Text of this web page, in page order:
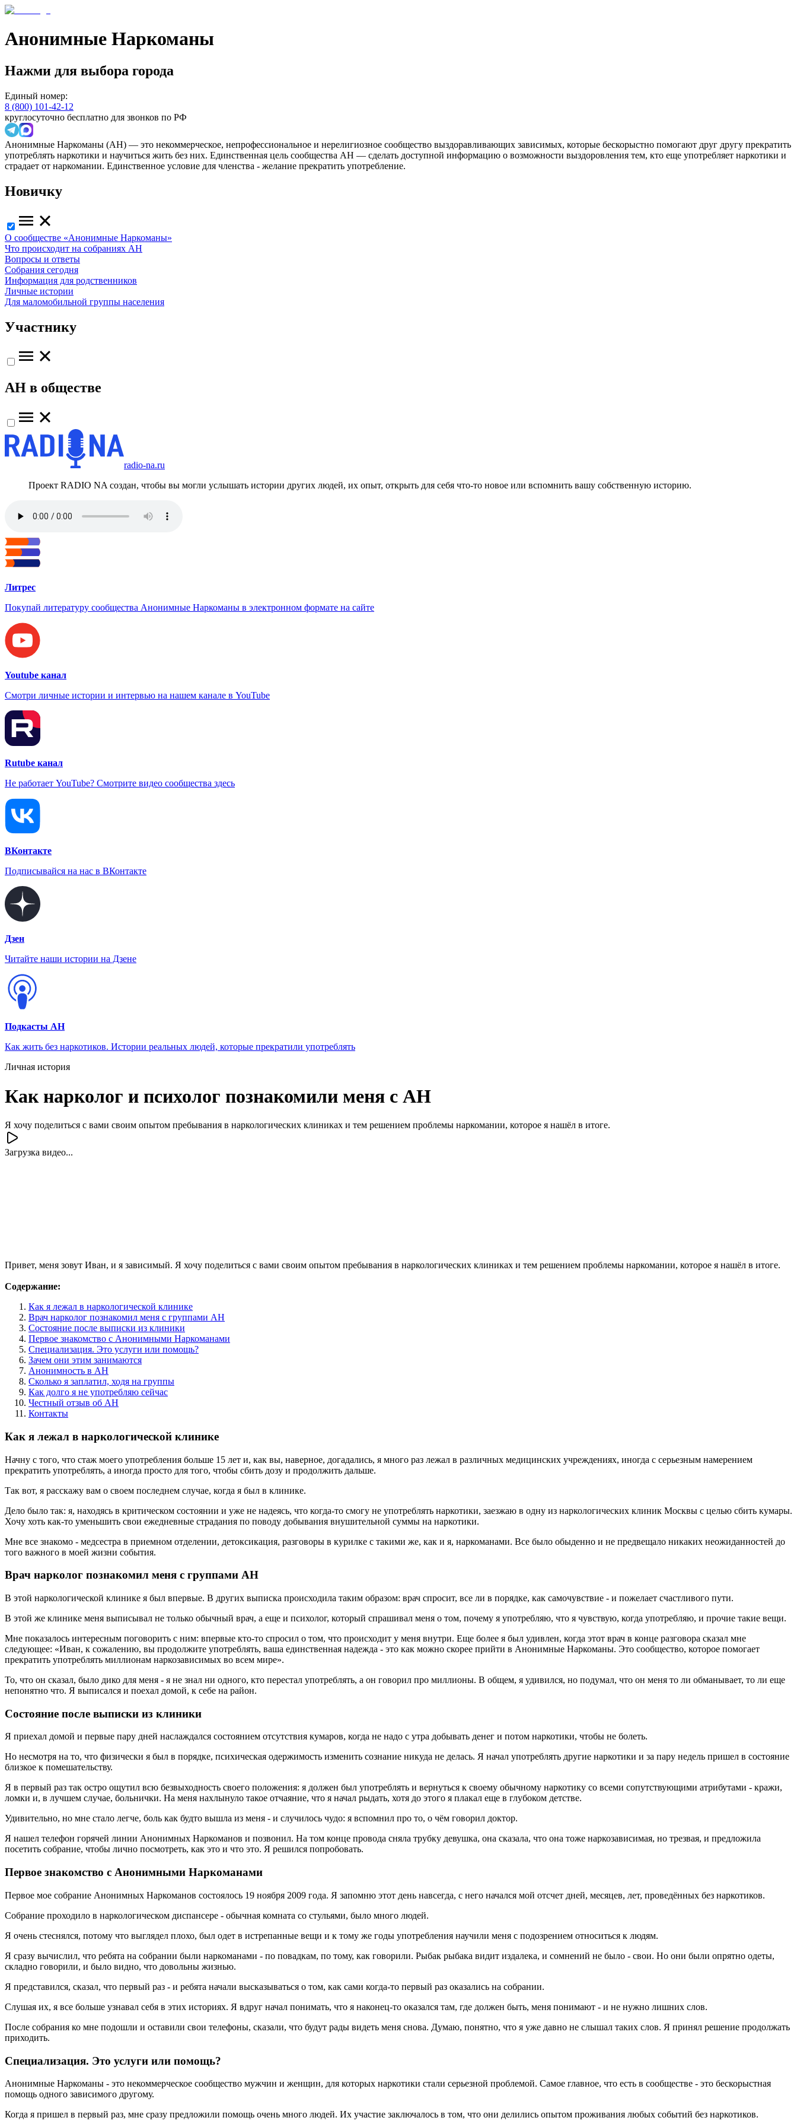
Анонимные Наркоманы
Нажми для выбора города
Единый номер:
8 (800) 101-42-12
круглосуточно бесплатно для звонков по РФ
Анонимные Наркоманы (АН) — это некоммерческое, непрофессиональное и нерелигиозное сообщество выздоравливающих зависимых, которые бескорыстно помогают друг другу прекратить
употреблять наркотики и научиться жить без них. Единственная цель сообщества АН — сделать доступной информацию о возможности выздоровления тем, кто еще употребляет наркотики и
страдает от наркомании. Единственное условие для членства - желание прекратить употребление.
Новичку
О сообществе «Анонимные Наркоманы»
Что происходит на собраниях АН
Вопросы и ответы
Собрания сегодня
Информация для родственников
Личные истории
Для маломобильной группы населения
Участнику
АН в обществе
radio-na.ru
Проект RADIO NA создан, чтобы вы могли услышать истории других людей, их опыт, открыть для себя что-то новое или вспомнить вашу собственную историю.
Литрес
Покупай литературу сообщества Анонимные Наркоманы в электронном формате на сайте
Youtube канал
Смотри личные истории и интервью на нашем канале в YouTube
Rutube канал
Не работает YouTube? Смотрите видео сообщества здесь
ВКонтакте
Подписывайся на нас в ВКонтакте
Дзен
Читайте наши истории на Дзене
Подкасты АН
Как жить без наркотиков. Истории реальных людей, которые прекратили употреблять
Личная история
Как нарколог и психолог познакомили меня с АН
Я хочу поделиться с вами своим опытом пребывания в наркологических клиниках и тем решением проблемы наркомании, которое я нашёл в итоге.
Загрузка видео...
Привет, меня зовут Иван, и я зависимый. Я хочу поделиться с вами своим опытом пребывания в наркологических клиниках и тем решением проблемы наркомании, которое я нашёл в итоге.
Содержание:
Как я лежал в наркологической клинике
Врач нарколог познакомил меня с группами АН
Состояние после выписки из клиники
Первое знакомство с Анонимными Наркоманами
Специализация. Это услуги или помощь?
Зачем они этим занимаются
Анонимность в АН
Сколько я заплатил, ходя на группы
Как долго я не употребляю сейчас
Честный отзыв об АН
Контакты
Как я лежал в наркологической клинике
Начну с того, что стаж моего употребления больше 15 лет и, как вы, наверное, догадались, я много раз лежал в различных медицинских учреждениях, иногда с серьезным намерением
прекратить употреблять, а иногда просто для того, чтобы сбить дозу и продолжить дальше.
Так вот, я расскажу вам о своем последнем случае, когда я был в клинике.
Дело было так: я, находясь в критическом состоянии и уже не надеясь, что когда-то смогу не употреблять наркотики, заезжаю в одну из наркологических клиник Москвы с целью сбить кумары.
Хочу хоть как-то уменьшить свои ежедневные страдания по поводу добывания внушительной суммы на наркотики.
Мне все знакомо - медсестра в приемном отделении, детоксикация, разговоры в курилке с такими же, как и я, наркоманами. Все было обыденно и не предвещало никаких неожиданностей до
того важного в моей жизни события.
Врач нарколог познакомил меня с группами АН
В этой наркологической клинике я был впервые. В других выписка происходила таким образом: врач спросит, все ли в порядке, как самочувствие - и пожелает счастливого пути.
В этой же клинике меня выписывал не только обычный врач, а еще и психолог, который спрашивал меня о том, почему я употребляю, что я чувствую, когда употребляю, и прочие такие вещи.
Мне показалось интересным поговорить с ним: впервые кто-то спросил о том, что происходит у меня внутри. Еще более я был удивлен, когда этот врач в конце разговора сказал мне
следующее: «Иван, к сожалению, вы продолжите употреблять, ваша единственная надежда - это как можно скорее прийти в Анонимные Наркоманы. Это сообщество, которое помогает
прекратить употреблять миллионам наркозависимых во всем мире».
То, что он сказал, было дико для меня - я не знал ни одного, кто перестал употреблять, а он говорил про миллионы. В общем, я удивился, но подумал, что он меня то ли обманывает, то ли еще
непонятно что. Я выписался и поехал домой, к себе на район.
Состояние после выписки из клиники
Я приехал домой и первые пару дней наслаждался состоянием отсутствия кумаров, когда не надо с утра добывать денег и потом наркотики, чтобы не болеть.
Но несмотря на то, что физически я был в порядке, психическая одержимость изменить сознание никуда не делась. Я начал употреблять другие наркотики и за пару недель пришел в состояние
близкое к помешательству.
Я в первый раз так остро ощутил всю безвыходность своего положения: я должен был употреблять и вернуться к своему обычному наркотику со всеми сопутствующими атрибутами - кражи,
ломки и, в лучшем случае, больнички. На меня нахлынуло такое отчаяние, что я начал рыдать, хотя до этого я плакал еще в глубоком детстве.
Удивительно, но мне стало легче, боль как будто вышла из меня - и случилось чудо: я вспомнил про то, о чём говорил доктор.
Я нашел телефон горячей линии Анонимных Наркоманов и позвонил. На том конце провода сняла трубку девушка, она сказала, что она тоже наркозависимая, но трезвая, и предложила
посетить собрание, чтобы лично посмотреть, как это и что это. Я решился попробовать.
Первое знакомство с Анонимными Наркоманами
Первое мое собрание Анонимных Наркоманов состоялось 19 ноября 2009 года. Я запомню этот день навсегда, с него начался мой отсчет дней, месяцев, лет, проведённых без наркотиков.
Собрание проходило в наркологическом диспансере - обычная комната со стульями, было много людей.
Я очень стеснялся, потому что выглядел плохо, был одет в истрепанные вещи и к тому же годы употребления научили меня с подозрением относиться к людям.
Я сразу вычислил, что ребята на собрании были наркоманами - по повадкам, по тому, как говорили. Рыбак рыбака видит издалека, и сомнений не было - свои. Но они были опрятно одеты,
складно говорили, и было видно, что довольны жизнью.
Я представился, сказал, что первый раз - и ребята начали высказываться о том, как сами когда-то первый раз оказались на собрании.
Слушая их, я все больше узнавал себя в этих историях. Я вдруг начал понимать, что я наконец-то оказался там, где должен быть, меня понимают - и не нужно лишних слов.
После собрания ко мне подошли и оставили свои телефоны, сказали, что будут рады видеть меня снова. Думаю, понятно, что я уже давно не слышал таких слов. Я принял решение продолжать
приходить.
Специализация. Это услуги или помощь?
Анонимные Наркоманы - это некоммерческое сообщество мужчин и женщин, для которых наркотики стали серьезной проблемой. Самое главное, что есть в сообществе - это бескорыстная
помощь одного зависимого другому.
Когда я пришел в первый раз, мне сразу предложили помощь очень много людей. Их участие заключалось в том, что они делились опытом проживания любых событий без наркотиков.